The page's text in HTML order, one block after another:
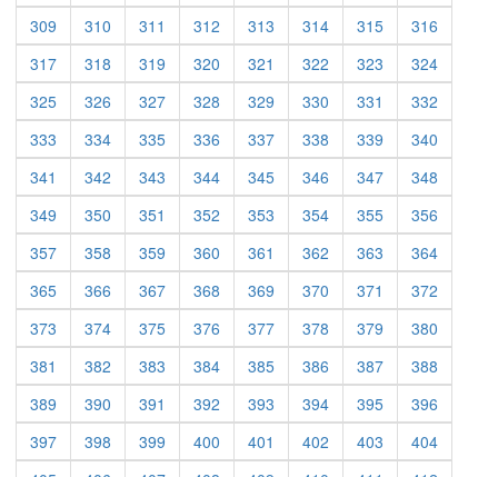
309
310 311 312 313 314 315
316
317
318 319 320 321 322 323
324
325
326 327 328 329 330 331
332
333
334 335 336 337 338 339
340
341
342 343 344 345 346 347
348
349
350 351 352 353 354 355
356
357
358 359 360 361 362 363
364
365
366 367 368 369 370 371
372
373
374 375 376 377 378 379
380
381
382 383 384 385 386 387
388
389
390 391 392 393 394 395
396
397
398 399 400 401 402 403
404